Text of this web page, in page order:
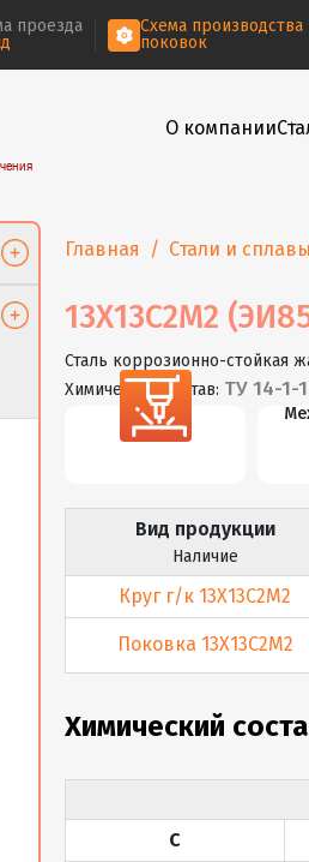
проезда
Схема производства
поковок
О компании
Главная Стали и
13Х13С2М2
Сталь коррозионно-стойкая
Химический состав: ТУ 14-1-
Резка
Вид продукции
Наличие
Круг г/к 13Х13С2М2
Поковка 13Х13С2М2
Химический
С